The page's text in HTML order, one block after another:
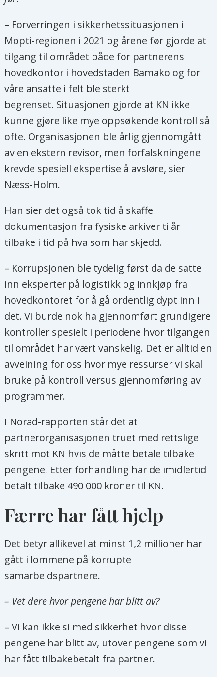
– Forverringen i sikkerhetssituasjonen i
Mopti-regionen i 2021 og årene før gjorde at
tilgang til området både for partnerens
hovedkontor i hovedstaden Bamako og for
våre ansatte i felt ble sterkt
begrenset. Situasjonen gjorde at KN ikke
kunne gjøre like mye oppsøkende kontroll så
ofte. Organisasjonen ble årlig gjennomgått
av en ekstern revisor, men forfalskningene
krevde spesiell ekspertise å avsløre, sier
Næss-Holm.
Han sier det også tok tid å skaffe
dokumentasjon fra fysiske arkiver ti år
tilbake i tid på hva som har skjedd.
– Korrupsjonen ble tydelig først da de satte
inn eksperter på logistikk og innkjøp fra
hovedkontoret for å gå ordentlig dypt inn i
det. Vi burde nok ha gjennomført grundigere
kontroller spesielt i periodene hvor tilgangen
til området har vært vanskelig. Det er alltid en
avveining for oss hvor mye ressurser vi skal
bruke på kontroll versus gjennomføring av
programmer.
I Norad-rapporten står det at
partnerorganisasjonen truet med rettslige
skritt mot KN hvis de måtte betale tilbake
pengene. Etter forhandling har de imidlertid
betalt tilbake 490 000 kroner til KN.
Færre har fått hjelp
Det betyr allikevel at minst 1,2 millioner har
gått i lommene på korrupte
samarbeidspartnere.
– Vet dere hvor pengene har blitt av?
– Vi kan ikke si med sikkerhet hvor disse
pengene har blitt av, utover pengene som vi
har fått tilbakebetalt fra partner.